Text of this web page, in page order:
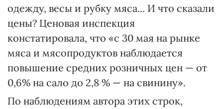
одежду, весы и рубку мяса... И что сказали
цены? Ценовая инспекция
констатировала, что «с 30 мая на рынке
мяса и мясопродуктов наблюдается
повышение средних розничных цен — от
0,6% на сало до 2,8 % — на свинину».
По наблюдениям автора этих строк,